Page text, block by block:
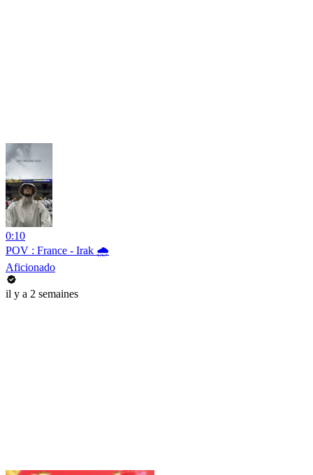
0:10
POV : France - Irak 🌧️
Aficionado
il y a 2 semaines